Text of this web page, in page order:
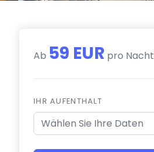
Ab 59 EUR pro Nacht
IHR AUFENTHALT